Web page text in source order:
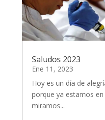
Saludos 2023
Ene 11, 2023
Hoy es un día de
porque ya estamos
miramos...